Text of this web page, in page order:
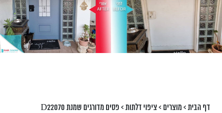
דף הבית>מוצרים >ציפוי דלתות> פסים מדורגים שמנת D22070